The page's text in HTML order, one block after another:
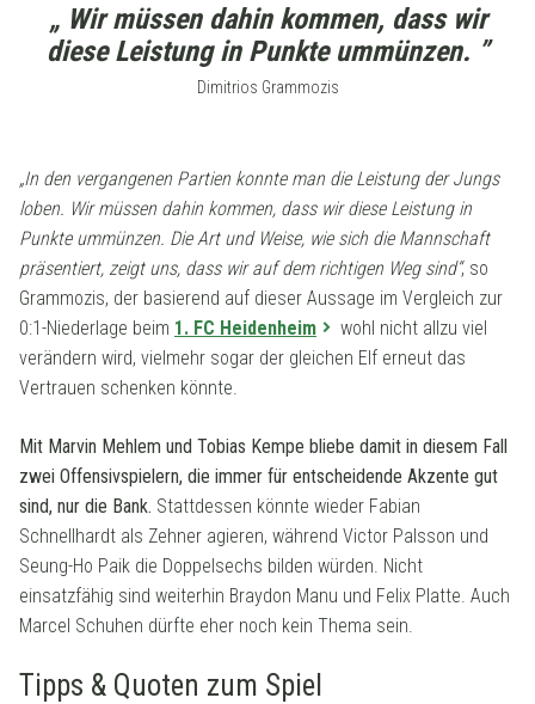
„ Wir müssen dahin kommen, dass wir
diese Leistung in Punkte ummünzen. ”
Dimitrios Grammozis
„In den vergangenen Partien konnte man die Leistung der Jungs
loben. Wir müssen dahin kommen, dass wir diese Leistung in
Punkte ummünzen. Die Art und Weise, wie sich die Mannschaft
präsentiert, zeigt uns, dass wir auf dem richtigen Weg sind“, so
Grammozis, der basierend auf dieser Aussage im Vergleich zur
0:1-Niederlage beim 1. FC Heidenheim
wohl nicht allzu viel
verändern wird, vielmehr sogar der gleichen Elf erneut das
Vertrauen schenken könnte.
Mit Marvin Mehlem und Tobias Kempe bliebe damit in diesem Fall
zwei Offensivspielern, die immer für entscheidende Akzente gut
sind, nur die Bank. Stattdessen könnte wieder Fabian
Schnellhardt als Zehner agieren, während Victor Palsson und
Seung-Ho Paik die Doppelsechs bilden würden. Nicht
einsatzfähig sind weiterhin Braydon Manu und Felix Platte. Auch
Marcel Schuhen dürfte eher noch kein Thema sein.
Tipps & Quoten zum Spiel